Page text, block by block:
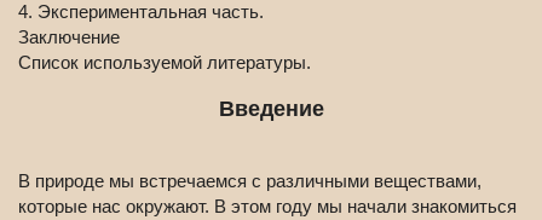
4. Экспериментальная часть.
Заключение
Список используемой литературы.
Введение
В природе мы встречаемся с различными веществами,
которые нас окружают. В этом году мы начали знакомиться